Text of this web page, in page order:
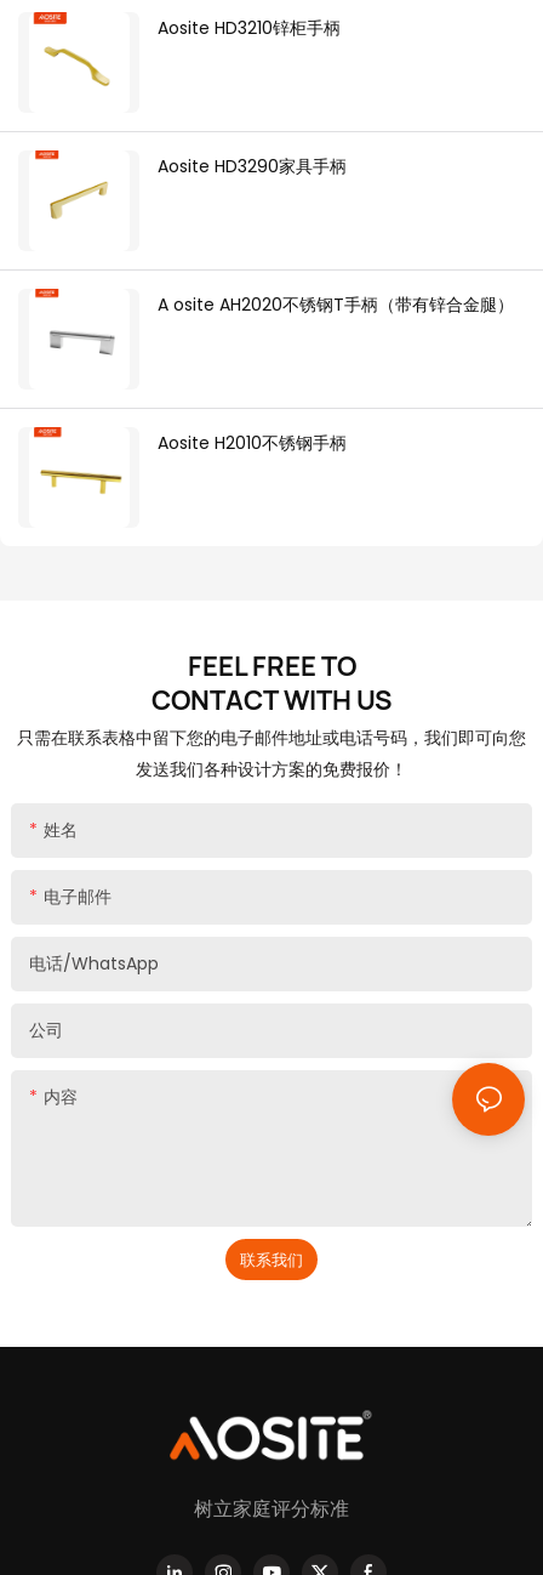
Aosite HD3210锌柜手柄
Aosite HD3290家具手柄
A osite AH2020不锈钢T手柄（带有锌合金腿）
Aosite H2010不锈钢手柄
FEEL FREE TO
CONTACTWITH US
只需在联系表格中留下您的电子邮件地址或电话号码，我们即可向您
发送我们各种设计方案的免费报价！
姓名
电子邮件
电话/WhatsApp
公司
内容
联系我们
树立家庭评分标准